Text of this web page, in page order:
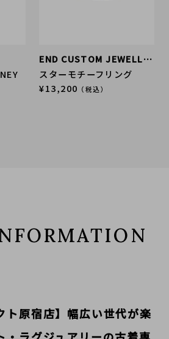
END CUSTOM JEWELLERS
スターモチーフリング
¥13,200 （税込）
ト原宿店】幅広い世代が楽